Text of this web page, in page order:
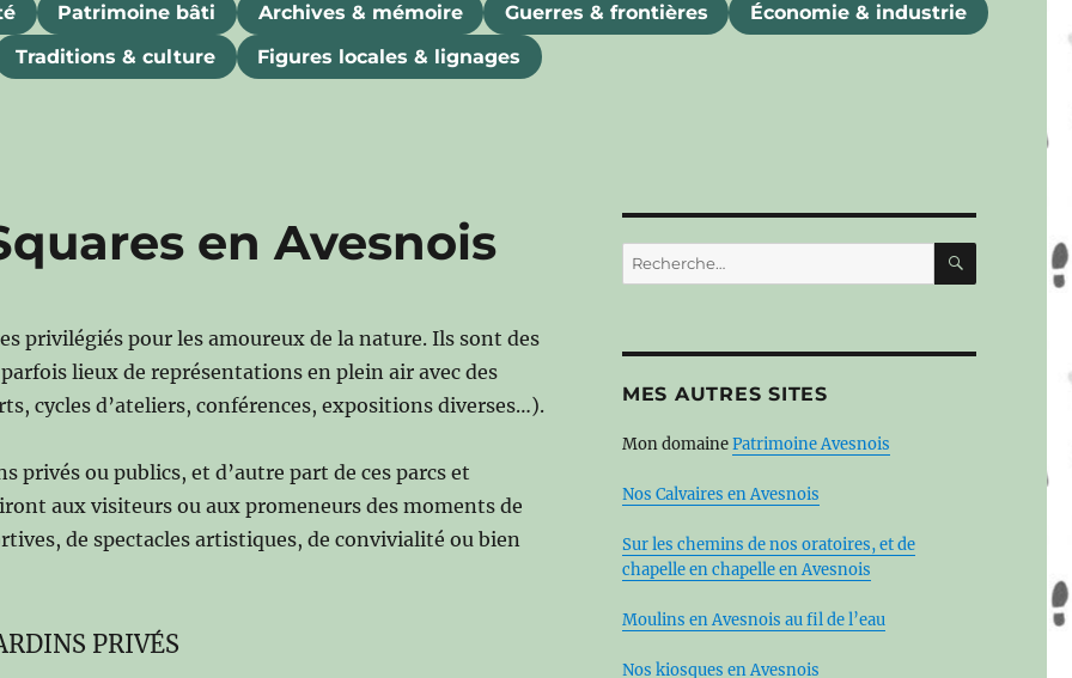
Patrimoine bâti Archives & mémoire Guerres & frontières
Économie & industrie
Traditions & culture
Figures locales & lignages
en Avesnois
privilégiés pour les amoureux de la nature. Ils sont des
lieux de représentations en plein air avec des
cycles d’ateliers, conférences, expositions diverses…).
privés ou publics, et d’autre part de ces parcs et
aux visiteurs ou aux promeneurs des moments de
de spectacles artistiques, de convivialité ou bien
PRIVÉS
Recherche
pour :
MES AUTRES SITES
Mon domainePatrimoine Avesnois
Nos Calvaires en Avesnois
Sur les chemins de nos oratoires, et de
chapelle en chapelle en Avesnois
Moulins en Avesnois au fil de l’eau
Nos kiosques en Avesnois